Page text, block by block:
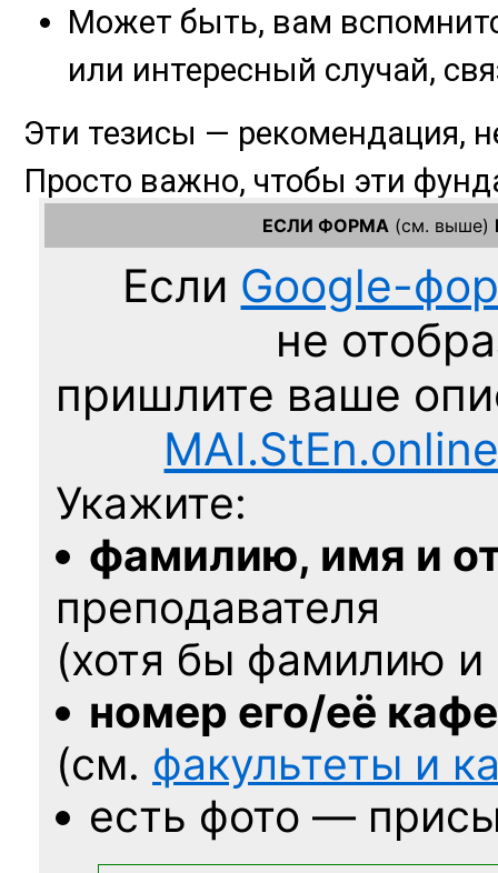
ЕСЛИ ФОРМА (см. выше)
Если Google-
не
пришлите ваше
Укажите:
фамилию, имя и
преподавателя
(хотя бы фамилию
номер его/её
(см. факультеты и
есть фото —